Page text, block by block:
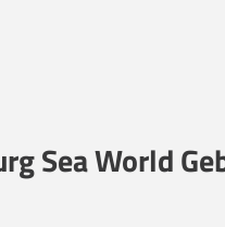
Sea World